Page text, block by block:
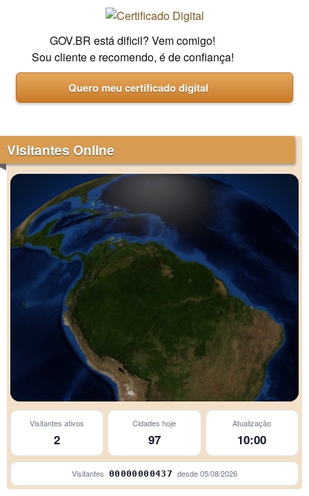
GOV.BR está dificil? Vem comigo!
Sou cliente e recomendo, é de confiança!
Quero meu certificado digital
Visitantes Online
União da Vitória
Visitantes ativos
2
Cidades hoje
97
Atualização
10:00
Visitantes 00000000437 desde05/08/2026